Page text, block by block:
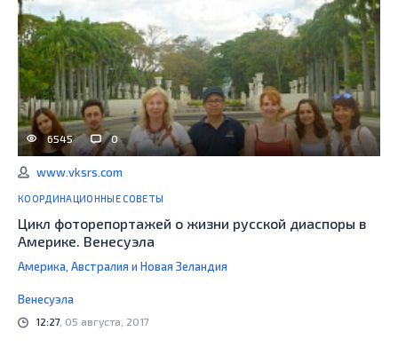
6545 0
www.vksrs.com
КООРДИНАЦИОННЫЕ СОВЕТЫ
Цикл фоторепортажей о жизни русской диаспоры в
Америке. Венесуэла
Америка, Австралия и Новая Зеландия
Венесуэла
12:27, 05 августа, 2017